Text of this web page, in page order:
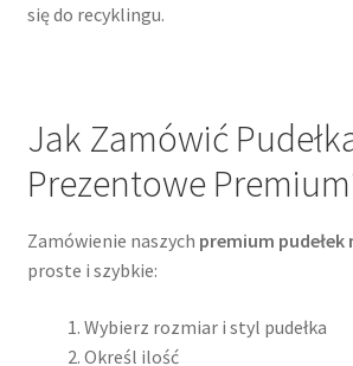
się do recyklingu.
Jak Zamówić
Prezentowe
Zamówienie naszych premium pudełek
proste i szybkie:
Wybierz rozmiar i styl pudełka
Określ ilość